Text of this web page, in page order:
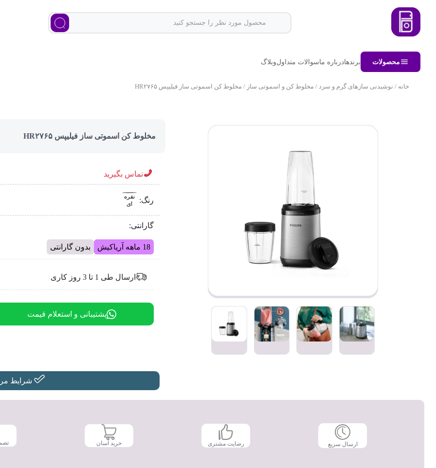
محصولات برندهادرباره ماسوالات متداولوبلاگ
خانه / نوشیدنی سازهای گرم و سرد / مخلوط کن و اسموتی ساز / مخلوط کن اسموتی ساز فیلیپس HR۲۷۶۵
مخلوط کن اسموتی ساز فیلیپس HR۲۷۶۵
تماس بگیرید
رنگ:
نقره
ای
گارانتی:
18 ماهه آریاکیش بدون گارانتی
ارسال طی 1 تا 3 روز کاری
پشتیبانی و استعلام قیمت
شرایط
ارسال سریع رضایت مشتری خرید آسان